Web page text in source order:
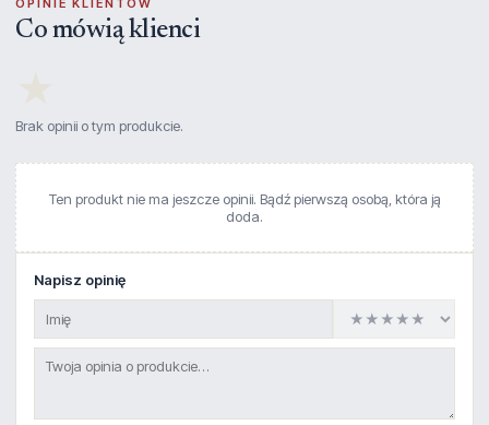
OPINIE KLIENTÓW
Co mówią klienci
Brak opinii o tym produkcie.
Ten produkt nie ma jeszcze opinii. Bądź pierwszą osobą, która ją
doda.
Napisz opinię